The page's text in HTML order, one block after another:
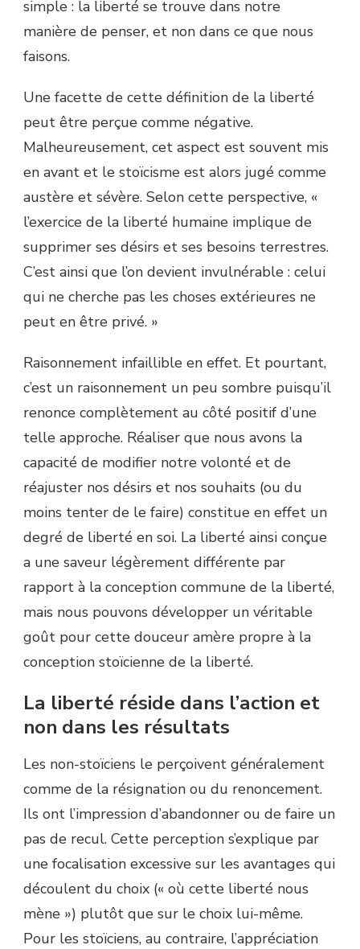
simple : la liberté se trouve dans notre
manière de penser, et non dans ce que nous
faisons.
Une facette de cette définition de la liberté
peut être perçue comme négative.
Malheureusement, cet aspect est souvent mis
en avant et le stoïcisme est alors jugé comme
austère et sévère. Selon cette perspective, «
l’exercice de la liberté humaine implique de
supprimer ses désirs et ses besoins terrestres.
C’est ainsi que l’on devient invulnérable : celui
qui ne cherche pas les choses extérieures ne
peut en être privé. »
Raisonnement infaillible en effet. Et pourtant,
c’est un raisonnement un peu sombre puisqu’il
renonce complètement au côté positif d’une
telle approche. Réaliser que nous avons la
capacité de modifier notre volonté et de
réajuster nos désirs et nos souhaits (ou du
moins tenter de le faire) constitue en effet un
degré de liberté en soi. La liberté ainsi conçue
a une saveur légèrement différente par
rapport à la conception commune de la liberté,
mais nous pouvons développer un véritable
goût pour cette douceur amère propre à la
conception stoïcienne de la liberté.
La liberté réside dans l’action et
non dans les résultats
Les non-stoïciens le perçoivent généralement
comme de la résignation ou du renoncement.
Ils ont l’impression d’abandonner ou de faire un
pas de recul. Cette perception s’explique par
une focalisation excessive sur les avantages qui
découlent du choix (« où cette liberté nous
mène ») plutôt que sur le choix lui-même.
Pour les stoïciens, au contraire, l’appréciation